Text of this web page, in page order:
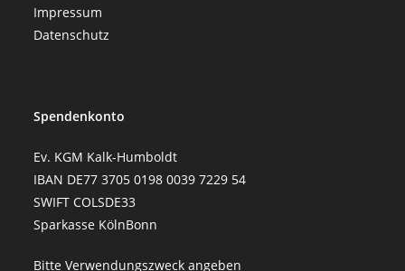
Impressum
Datenschutz
Spendenkonto
Ev. KGM Kalk-Humboldt
IBAN DE77 3705 0198 0039 7229 54
SWIFT COLSDE33
Sparkasse KölnBonn
Bitte Verwendungszweck angeben